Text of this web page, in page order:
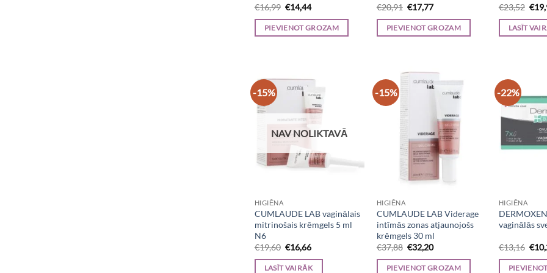
€16,99 Original
price
was:
€16,99.
€14,44Current
is:
€14,44.
PIEVIENOT GROZAM
€20,91 Original
price
was:
€20,91.
€17,77Current
is:
€17,77.
PIEVIENOT GROZAM
€23,52
price
was:
€
LASĪT
-15%
NAV NOLIKTAVĀ
HIGIĒNA
CUMLAUDE LAB vaginālais
mitrinošais krēmgels 5 ml
N6
€19,60 Original
price
was:
€16,66Current
is:
LASĪT VAIRĀK
-15%
HIGIĒNA
CUMLAUDE LAB Viderage
intīmās zonas atjaunojošs
krēmgels 30 ml
€37,88 Original
price
was:
€32,20Current
is:
PIEVIENOT GROZAM
-22%
HIGIĒNA
vaginālās
€13,16
price
was:
€